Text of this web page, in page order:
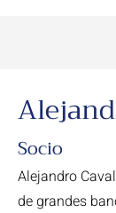
Socio
Alejandro
de grandes